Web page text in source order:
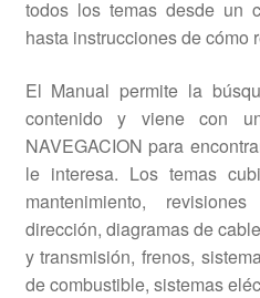
todos los temas desde un
hasta instrucciones de cómo
El Manual permite la
contenido y viene con
NAVEGACION para
le interesa. Los temas
mantenimiento,
dirección, diagramas de
y transmisión, frenos,
de combustible, sistemas